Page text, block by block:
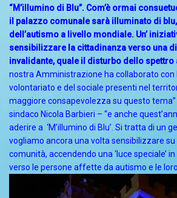
“M’illumino di Blu”. Com’è ormai
il palazzo comunale sarà illuminato di
dell’autismo a livello mondiale. Un’
sensibilizzare la cittadinanza verso una
invalidante, quale il disturbo dello spettro
nostra Amministrazione ha collaborato con
volontariato e del sociale presenti nel
maggiore consapevolezza su questo tema”
sindaco Nicola Barbieri – “e anche
aderire a ‘M’illumino di Blu’. Si tratta di un
vogliamo ancora una volta sensibilizzare
comunità, accendendo una ‘luce speciale’
verso le persone affette da autismo e le